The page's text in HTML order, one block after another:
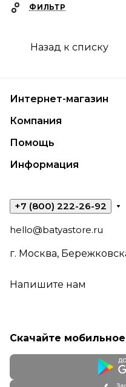
ФИЛЬТР
Назад к списку
Интернет-магазин
Компания
Помощь
Информация
+7 (800) 222-26-92
hello@batyastore.ru
г. Москва,
Напишите нам
Скачайте